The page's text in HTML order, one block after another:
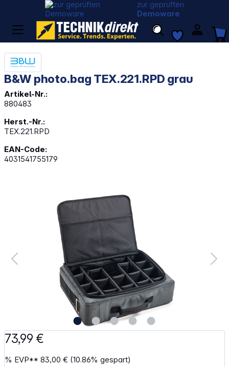
zur geprüften
Demoware
B&W photo.bag TEX.221.RPD grau
Artikel-Nr.:
880483
Herst.-Nr.:
TEX.221.RPD
EAN-Code:
4031541755179
Bildergalerie überspringen
73,99 €
% EVP**83,00 € (10.86% gespart)